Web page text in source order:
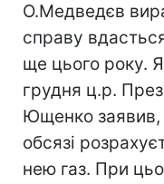
О.Медведєв
справу
ще цього року.
грудня ц.р.
Ющенко заявив,
обсязі
нею газ. При